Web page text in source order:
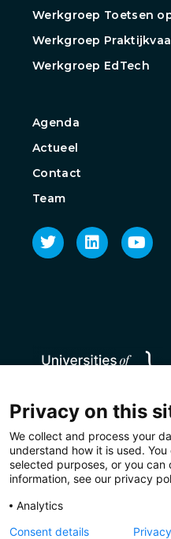
Werkgroep Toetsen
Werkgroep
Werkgroep EdTech
Agenda
Actueel
Contact
Team
Privacy on this
We collect and process your
understand how it is used.
selected purposes, or you can
information, see our privacy
Analytics
Consent details